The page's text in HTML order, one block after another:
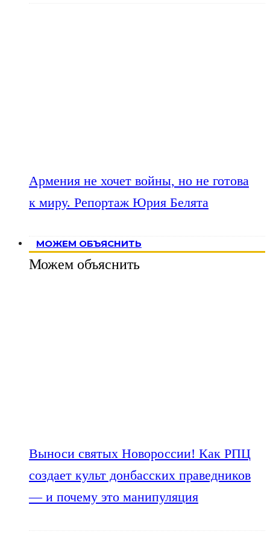
Армения не хочет войны, но не готова
к миру. Репортаж Юрия Белята
МОЖЕМ ОБЪЯСНИТЬ
Можем объяснить
Выноси святых Новороссии! Как РПЦ
создает культ донбасских праведников
— и почему это манипуляция